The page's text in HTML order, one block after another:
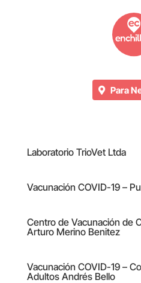
Para
Laboratorio TrioVet Ltda
Vacunación COVID-19 –
Centro de Vacunación de
Arturo Merino Benitez
Vacunación COVID-19 –
Adultos Andrés Bello